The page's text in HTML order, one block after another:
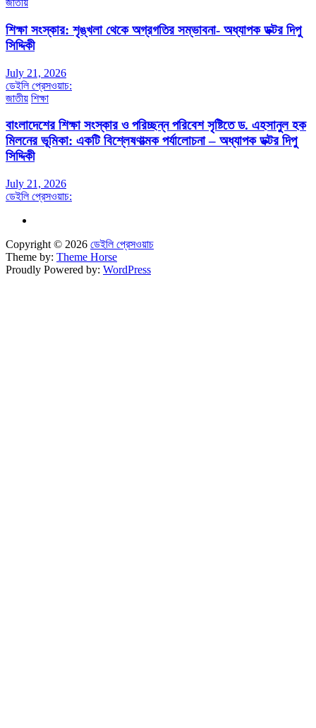
জাতীয়
শিক্ষা সংস্কার: শৃঙ্খলা থেকে অগ্রগতির সম্ভাবনা- অধ্যাপক ডক্টর দিপু
সিদ্দিকী
July 21, 2026
ডেইলি প্রেসওয়াচ:
জাতীয় শিক্ষা
বাংলাদেশের শিক্ষা সংস্কার ও পরিচ্ছন্ন পরিবেশ সৃষ্টিতে ড. এহসানুল হক
মিলনের ভূমিকা: একটি বিশ্লেষণাত্মক পর্যালোচনা – অধ্যাপক ডক্টর দিপু
সিদ্দিকী
July 21, 2026
ডেইলি প্রেসওয়াচ:
Copyright © 2026 ডেইলি প্রেসওয়াচ
Theme by: Theme Horse
Proudly Powered by: WordPress